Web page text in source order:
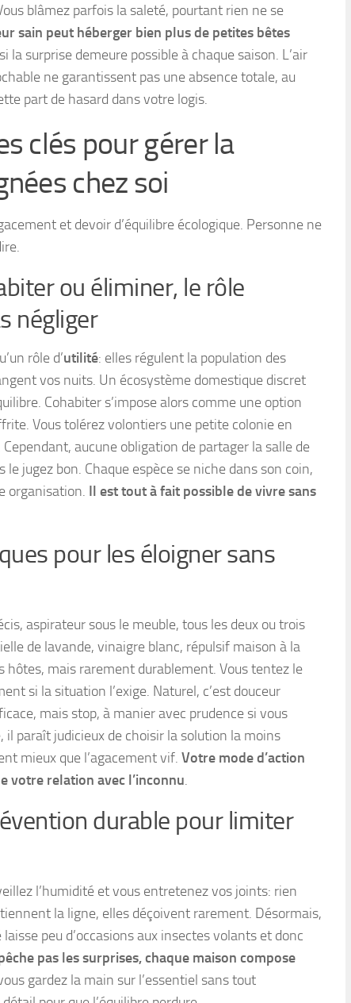
blâmez parfois la saleté, pourtant rien ne se
sain peut héberger bien plus de petites bêtes
la surprise demeure possible à chaque saison. L’air
ne garantissent pas une absence totale, au
part de hasard dans votre logis.
clés pour gérer la
chez soi
et devoir d’équilibre écologique. Personne ne
ou éliminer, le rôle
négliger
rôle d’utilité: elles régulent la population des
vos nuits. Un écosystème domestique discret
Cohabiter s’impose alors comme une option
Vous tolérez volontiers une petite colonie en
Cependant, aucune obligation de partager la salle de
le jugez bon. Chaque espèce se niche dans son coin,
organisation. Il est tout à fait possible de vivre sans
pour les éloigner sans
aspirateur sous le meuble, tous les deux ou trois
de lavande, vinaigre blanc, répulsif maison à la
hôtes, mais rarement durablement. Vous tentez le
si la situation l’exige. Naturel, c’est douceur
mais stop, à manier avec prudence si vous
paraît judicieux de choisir la solution la moins
mieux que l’agacement vif. Votre mode d’action
votre relation avec l’inconnu.
durable pour limiter
l’humidité et vous entretenez vos joints: rien
la ligne, elles déçoivent rarement. Désormais,
peu d’occasions aux insectes volants et donc
pas les surprises, chaque maison compose
gardez la main sur l’essentiel sans tout